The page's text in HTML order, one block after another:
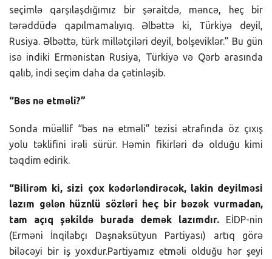
seçimlə qarşılaşdığımız bir şəraitdə, məncə, heç bir
tərəddüdə qapılmamalıyıq. Əlbəttə ki, Türkiyə deyil,
Rusiya. Əlbəttə, türk millətçiləri deyil, bolşeviklər.” Bu gün
isə indiki Ermənistan Rusiya, Türkiyə və Qərb arasında
qalıb, indi seçim daha da çətinləşib.
“Bəs nə etməli?”
Sonda müəllif “bəs nə etməli” tezisi ətrafında öz çıxış
yolu təklifini irəli sürür. Həmin fikirləri də olduğu kimi
təqdim edirik.
“Bilirəm ki, sizi çox kədərləndirəcək, lakin deyilməsi
lazım gələn hüznlü sözləri heç bir bəzək vurmadan,
tam açıq şəkildə burada demək lazımdır. EİDP-nin
(Erməni İnqilabçı Daşnaksütyun Partiyası) artıq görə
biləcəyi bir iş yoxdur.Partiyamız etməli olduğu hər şeyi